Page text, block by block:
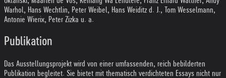
Warhol, Hans Wechtlin, Peter Weibel, Hans Weiditz d. J., Tom Wesselmann,
Antonie Wierix, Peter Zizka u. a.
Publikation
Das Ausstellungsprojekt wird von einer umfassenden, reich bebilderten
Publikation begleitet. Sie bietet mit thematisch verdichteten Essays nicht nur